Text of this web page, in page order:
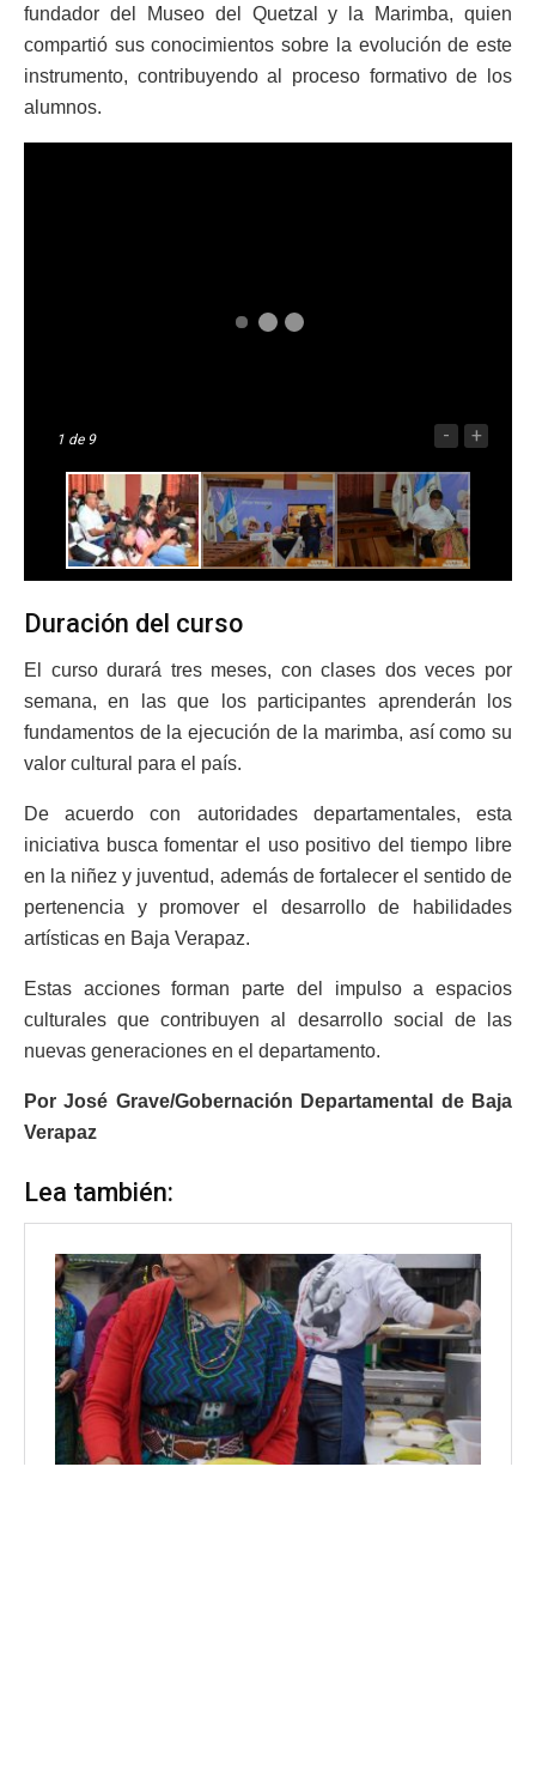
fundador del Museo del Quetzal y la Marimba, quien
compartió sus conocimientos sobre la evolución de este
instrumento, contribuyendo al proceso formativo de los
alumnos.
1 de 9 - +
Duración del curso
El curso durará tres meses, con clases dos veces por
semana, en las que los participantes aprenderán los
fundamentos de la ejecución de la marimba, así como su
valor cultural para el país.
De acuerdo con autoridades departamentales, esta
iniciativa busca fomentar el uso positivo del tiempo libre
en la niñez y juventud, además de fortalecer el sentido de
pertenencia y promover el desarrollo de habilidades
artísticas en Baja Verapaz.
Estas acciones forman parte del impulso a espacios
culturales que contribuyen al desarrollo social de las
nuevas generaciones en el departamento.
Por José Grave/Gobernación Departamental de Baja
Verapaz
Lea también: